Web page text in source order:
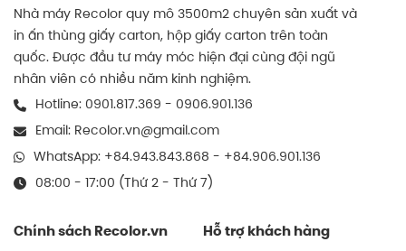
Nhà máy Recolor quy mô 3500m2 chuyên sản xuất và
in ấn thùng giấy carton, hộp giấy carton trên toàn
quốc. Được đầu tư máy móc hiện đại cùng đội ngũ
nhân viên có nhiều năm kinh nghiệm.
Hotline: 0901.817.369 - 0906.901.136
Email: Recolor.vn@gmail.com
WhatsApp: +84.943.843.868 - +84.906.901.136
08:00 - 17:00 (Thứ 2 - Thứ 7)
Chính sách Recolor.vn Hỗ trợ khách hàng